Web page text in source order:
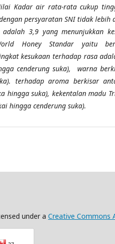
Kadar air rata-rata cukup
persyaratan SNI tidak lebih
3,9 yang menunjukkan
Honey Standar yaitu
kesukaan terhadap rasa
cenderung suka), warna
terhadap aroma berkisar
hingga suka), kekentalan madu
hingga cenderung suka).
under a Creative Commons